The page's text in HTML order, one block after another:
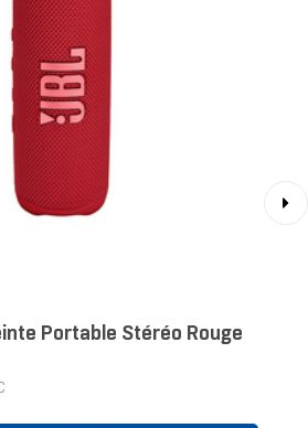
Portable Stéréo Rouge